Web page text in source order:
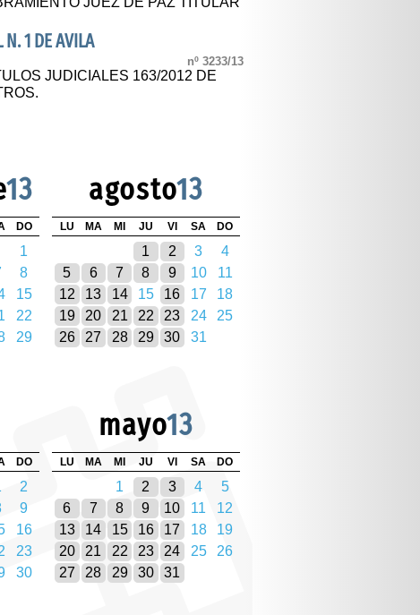
N. 1 DE AVILA
nº 3233/13
JUDICIALES 163/2012 DE
13
DO
1
8
15
22
29
agosto13
LU MA MI JU VI SA DO
1 2 3
4
5
6 7 8 9 10
11
12
13 14 15 16 17
18
19
20 21 22 23 24
25
26
27 28 29 30 31
DO
2
9
16
23
30
mayo13
LU MA MI JU VI SA DO
1 2 3 4
5
6
7 8 9 10 11
12
13
14 15 16 17 18
19
20
21 22 23 24 25
26
27
28 29 30 31